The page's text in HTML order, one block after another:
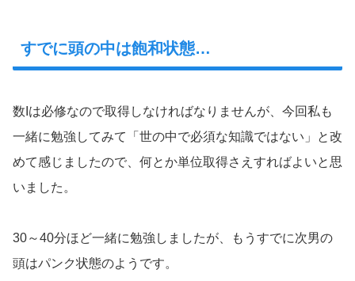
すでに頭の中は飽和状態…
数Iは必修なので取得しなければなりませんが、今回私も
一緒に勉強してみて「世の中で必須な知識ではない」と改
めて感じましたので、何とか単位取得さえすればよいと思
いました。
30～40分ほど一緒に勉強しましたが、もうすでに次男の
頭はパンク状態のようです。